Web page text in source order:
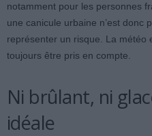
notamment pour les personnes
une canicule urbaine n’est donc
représenter un risque. La météo
toujours être pris en compte.
Ni brûlant, ni
idéale